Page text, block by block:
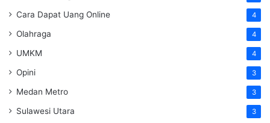
Cara Dapat Uang Online 4
Olahraga 4
UMKM 4
Opini 3
Medan Metro 3
Sulawesi Utara 3